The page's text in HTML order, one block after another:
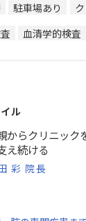
駐車場あり
血清学的検査
ル
からクリニック
え続ける
彩 院長